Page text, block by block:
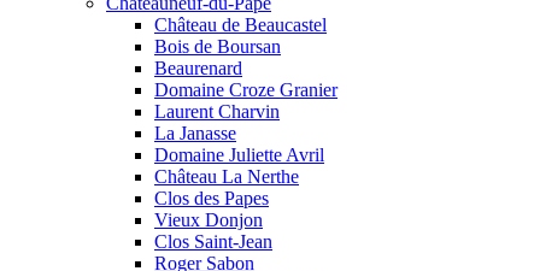
Château de Beaucastel
Bois de Boursan
Beaurenard
Domaine Croze Granier
Laurent Charvin
La Janasse
Domaine Juliette Avril
Château La Nerthe
Clos des Papes
Vieux Donjon
Clos Saint-Jean
Roger Sabon